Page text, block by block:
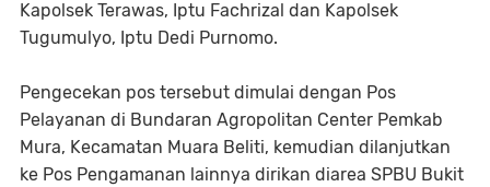
Kapolsek Terawas, Iptu Fachrizal dan Kapolsek
Tugumulyo, Iptu Dedi Purnomo.
Pengecekan pos tersebut dimulai dengan Pos
Pelayanan di Bundaran Agropolitan Center Pemkab
Mura, Kecamatan Muara Beliti, kemudian dilanjutkan
ke Pos Pengamanan lainnya dirikan diarea SPBU Bukit